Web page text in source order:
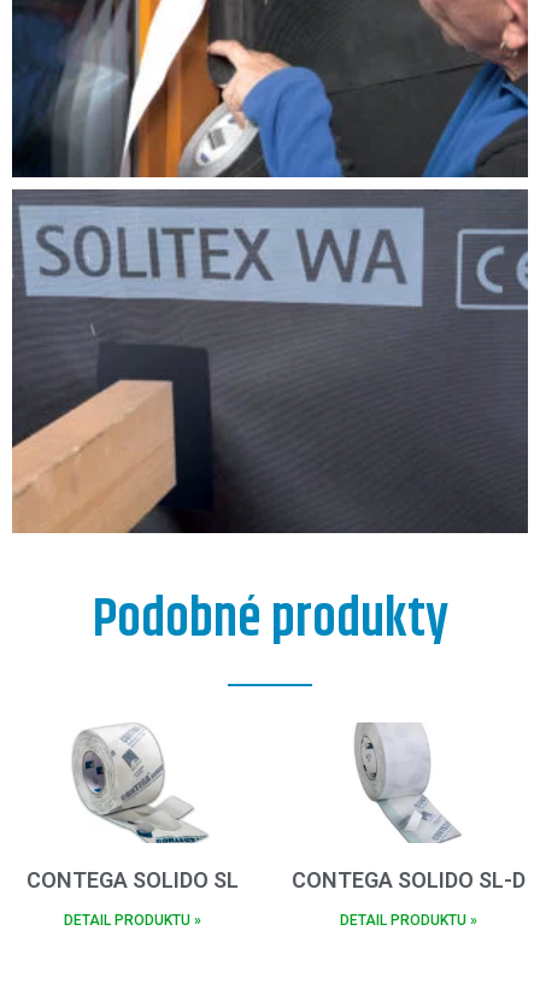
Podobné produkty
CONTEGA SOLIDO SL
DETAIL PRODUKTU »
CONTEGA SOLIDO SL-D
DETAIL PRODUKTU »